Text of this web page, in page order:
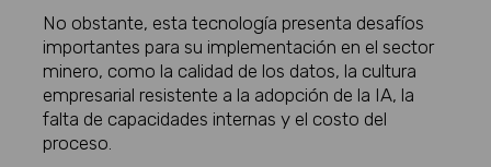
No obstante, esta tecnología presenta desafíos
importantes para su implementación en el sector
minero, como la calidad de los datos, la cultura
empresarial resistente a la adopción de la IA, la
falta de capacidades internas y el costo del
proceso.